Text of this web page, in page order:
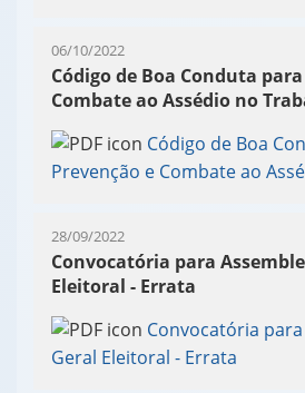
06/10/2022
Código de Boa Conduta
Combate ao Assédio no
Código de Boa
Prevenção e Combate ao
28/09/2022
Convocatória para
Eleitoral - Errata
Convocatória
Geral Eleitoral - Errata